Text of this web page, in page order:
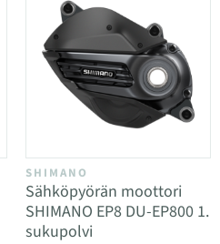
SHIMANO
Sähköpyörän moottori
SHIMANO EP8 DU-EP800 1.
sukupolvi